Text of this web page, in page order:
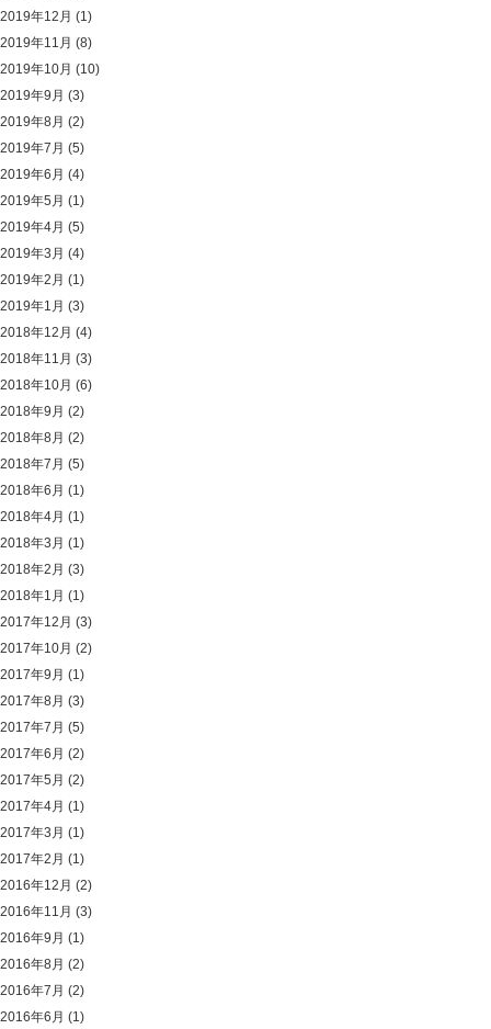
2019年12月 (1)
2019年11月 (8)
2019年10月 (10)
2019年9月 (3)
2019年8月 (2)
2019年7月 (5)
2019年6月 (4)
2019年5月 (1)
2019年4月 (5)
2019年3月 (4)
2019年2月 (1)
2019年1月 (3)
2018年12月 (4)
2018年11月 (3)
2018年10月 (6)
2018年9月 (2)
2018年8月 (2)
2018年7月 (5)
2018年6月 (1)
2018年4月 (1)
2018年3月 (1)
2018年2月 (3)
2018年1月 (1)
2017年12月 (3)
2017年10月 (2)
2017年9月 (1)
2017年8月 (3)
2017年7月 (5)
2017年6月 (2)
2017年5月 (2)
2017年4月 (1)
2017年3月 (1)
2017年2月 (1)
2016年12月 (2)
2016年11月 (3)
2016年9月 (1)
2016年8月 (2)
2016年7月 (2)
2016年6月 (1)